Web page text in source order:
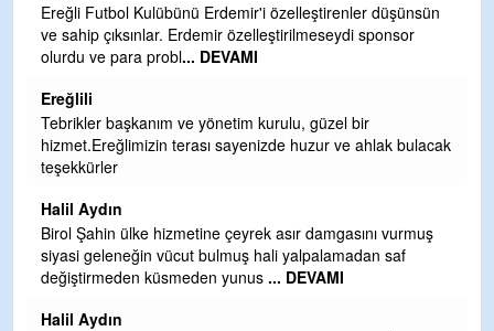
Ereğli Futbol Kulübünü Erdemir'i özelleştirenler düşünsün
ve sahip çıksınlar. Erdemir özelleştirilmeseydi sponsor
olurdu ve para probl... DEVAMI
Ereğlili
Tebrikler başkanım ve yönetim kurulu, güzel bir
hizmet.Ereğlimizin terası sayenizde huzur ve ahlak bulacak
teşekkürler
Halil Aydın
Birol Şahin ülke hizmetine çeyrek asır damgasını vurmuş
siyasi geleneğin vücut bulmuş hali yalpalamadan saf
değiştirmeden küsmeden yunus ... DEVAMI
Halil Aydın